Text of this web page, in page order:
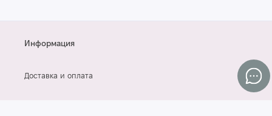
Информация
Доставка и оплата